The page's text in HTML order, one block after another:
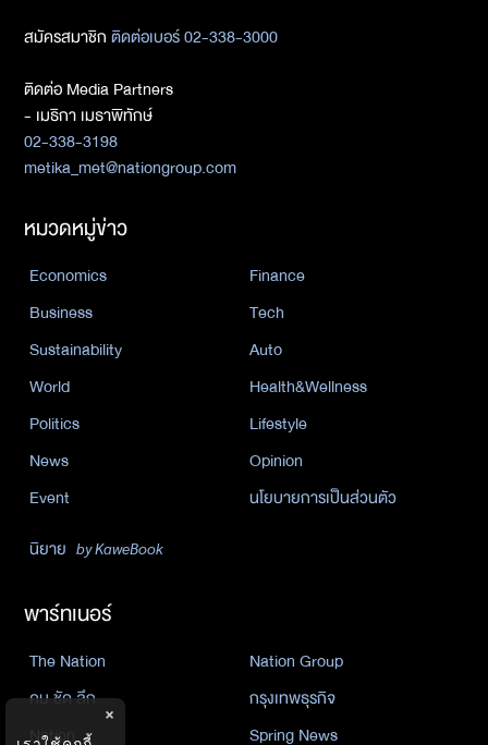
สมัครสมาชิกติดต่อเบอร์ 02-338-3000
ติดต่อ Media Partners
- เมธิกา เมธาพิทักษ์
02-338-3198
metika_met@nationgroup.com
หมวดหมู่ข่าว
Economics
Finance
Business
Tech
Sustainability
Auto
World
Health&Wellness
Politics
Lifestyle
News
Opinion
Event
นโยบายการเป็นส่วนตัว
นิยาย by KaweBook
พาร์ทเนอร์
The Nation
Nation Group
คม ชัด ลึก
กรุงเทพธุรกิจ
Nation
Spring News
×